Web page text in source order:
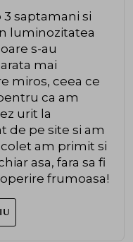
3 saptamani si
luminozitatea
s-au
mai
miros, ceea ce
ca am
urit la
de pe site si am
am primit si
asa, fara sa fi
frumoasa!